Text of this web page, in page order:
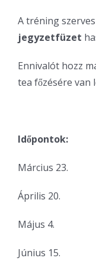
A tréning
jegyzetfüzet
Ennivalót hozz
tea főzésére van
Időpontok:
Március 23.
Április 20.
Május 4.
Június 15.